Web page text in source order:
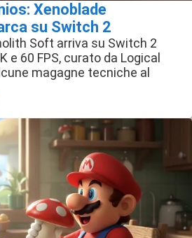
Xenoblade
su Switch 2
Soft arriva su Switch 2
e 60 FPS, curato da Logical
magagne tecniche al